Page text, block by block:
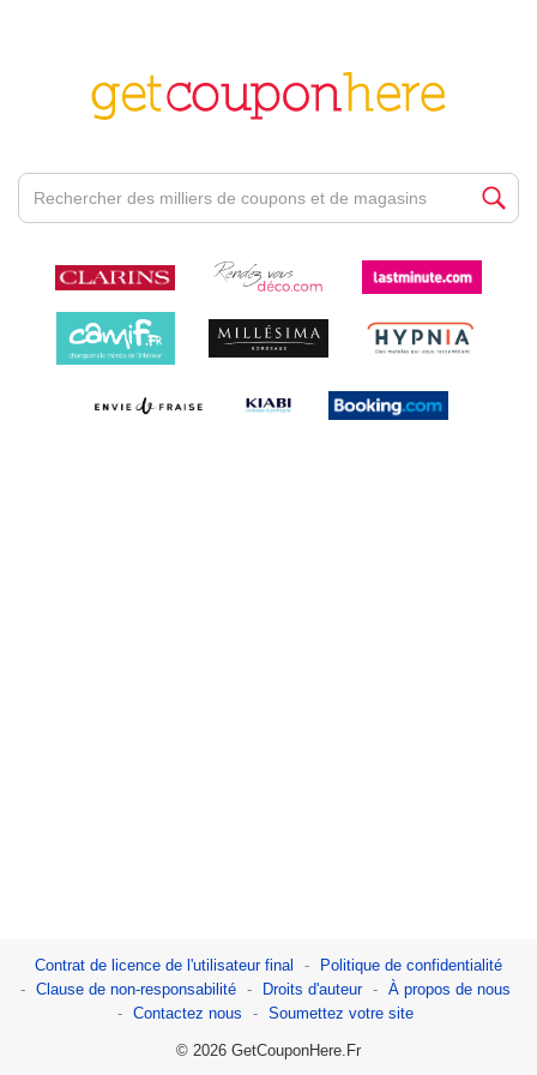
Contrat de licence de l'utilisateur final
Politique de confidentialité
Clause de non-responsabilité
Droits d'auteur
À propos de nous
Contactez nous
Soumettez votre site
© 2026 GetCouponHere.Fr